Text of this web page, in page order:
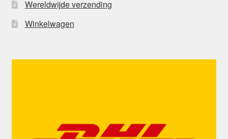
Wereldwijde verzending
Winkelwagen